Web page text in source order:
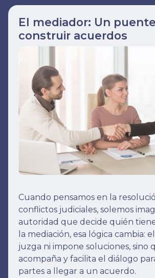
El mediador: Un
construir acuerdos
Cuando pensamos en la
conflictos judiciales, solemos
autoridad que decide quién
la mediación, esa lógica cambia:
juzga ni impone soluciones, sino
acompaña y facilita el diálogo
partes a llegar a un acuerdo.